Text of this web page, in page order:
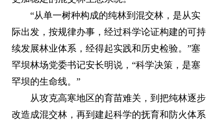
“从单一树种构成的纯林到混交林，是从实
际出发，按规律办事，经过科学论证构建的可持
续发展林业体系，经得起实践和历史检验。”塞
罕坝林场党委书记安长明说，“科学决策，是塞
罕坝的生命线。”
从攻克高寒地区的育苗难关，到把纯林逐步
改造成混交林，再到建起科学的抚育和防火体系